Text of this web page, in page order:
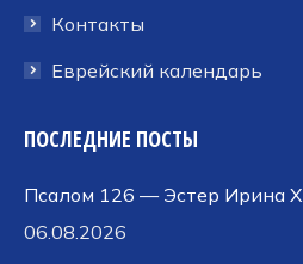
Контакты
Еврейский календарь
ПОСЛЕДНИЕ ПОСТЫ
Псалом 126 — Эстер Ирина
06.08.2026